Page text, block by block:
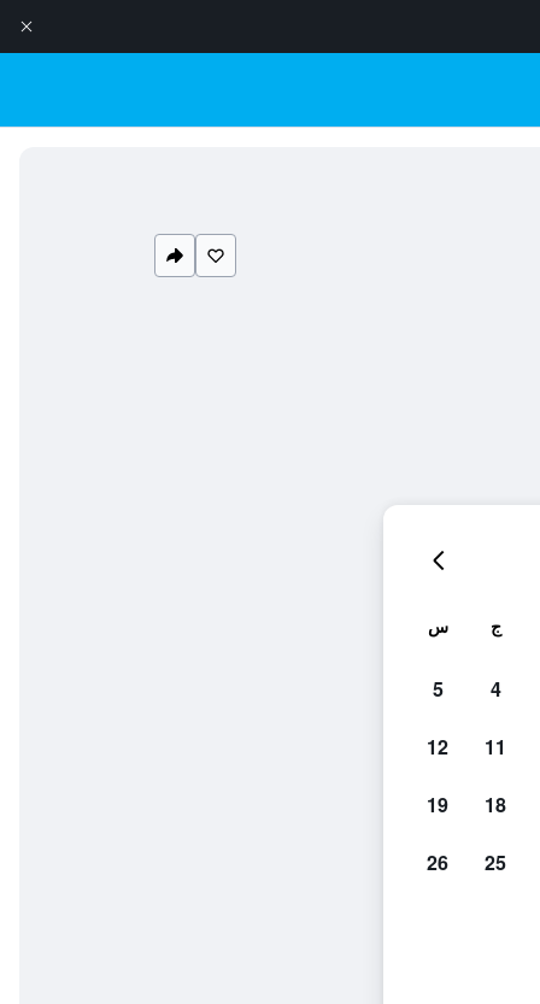
ج س
4
5
11
12
18
19
25
26